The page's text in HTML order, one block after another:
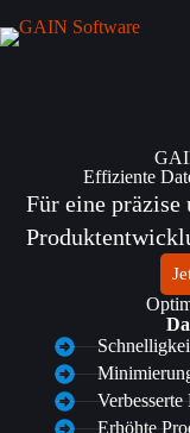
Effiziente
Für eine präzise
Erhöhte